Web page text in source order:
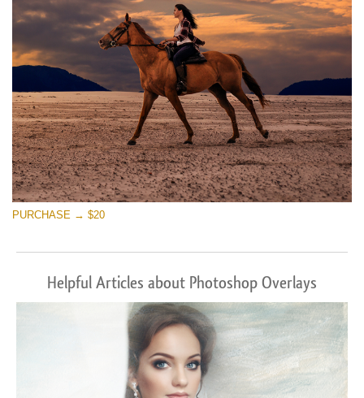
PURCHASE → $20
Helpful Articles about Photoshop Overlays